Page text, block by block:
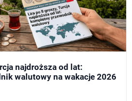
najdroższa od lat:
walutowy na wakacje 2026